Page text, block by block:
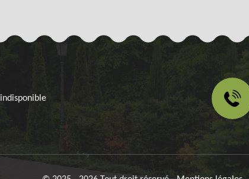
indisponible